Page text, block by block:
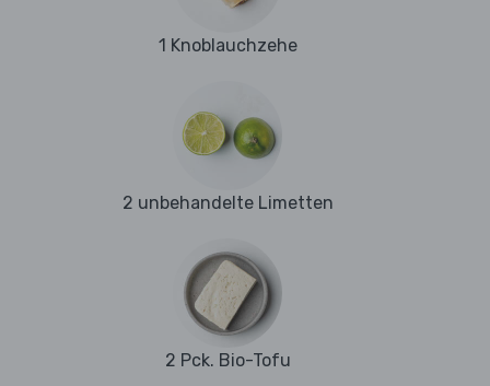
1 Knoblauchzehe
2 unbehandelte Limetten
2 Pck. Bio-Tofu